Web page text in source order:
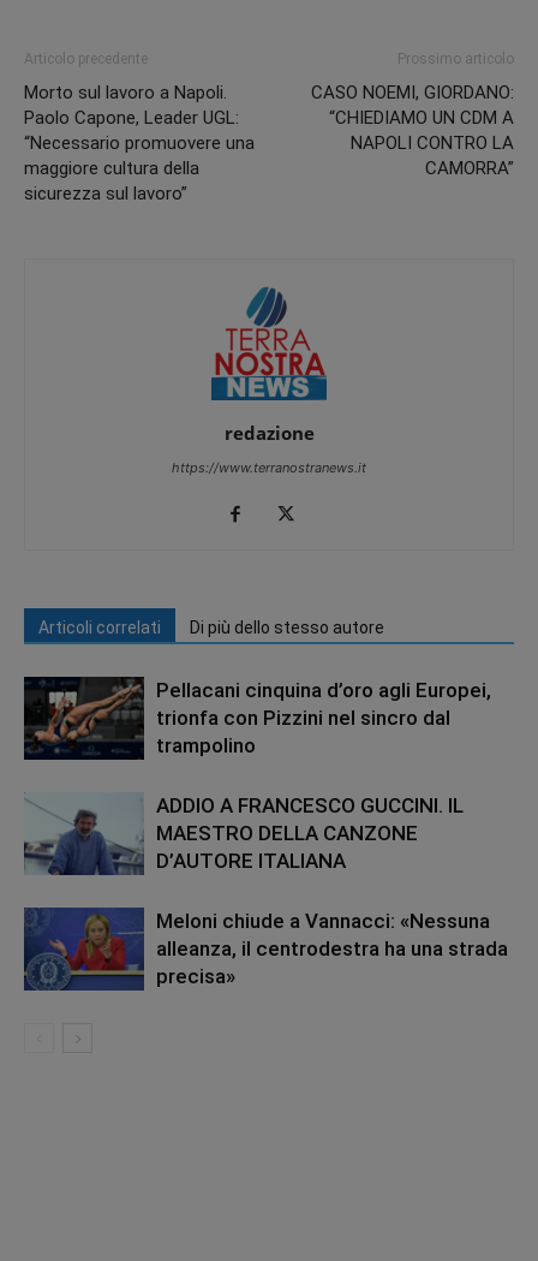
Articolo precedente
Morto sul lavoro a Napoli.
Paolo Capone, Leader UGL:
“Necessario promuovere una
maggiore cultura della
sicurezza sul lavoro”
Prossimo articolo
CASO NOEMI, GIORDANO:
“CHIEDIAMO UN CDM A
NAPOLI CONTRO LA
CAMORRA”
redazione
https://www.terranostranews.it
Articoli correlati Di più dello stesso autore
Pellacani cinquina d’oro agli Europei,
trionfa con Pizzini nel sincro dal
trampolino
ADDIO A FRANCESCO GUCCINI. IL
MAESTRO DELLA CANZONE
D’AUTORE ITALIANA
Meloni chiude a Vannacci: «Nessuna
alleanza, il centrodestra ha una strada
precisa»